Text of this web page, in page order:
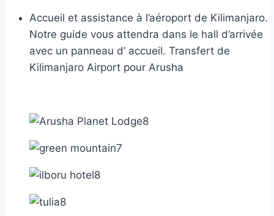
Accueil et assistance à l’aéroport de Kilimanjaro.
Notre guide vous attendra dans le hall d’arrivée
avec un panneau d’ accueil. Transfert de
Kilimanjaro Airport pour Arusha